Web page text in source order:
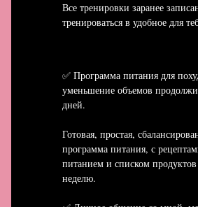
Все тренировки заранее
тренироваться в удобное для
✅ Программа питания для
уменьшение объемов
дней.
Готовая, простая,
программа питания, с
питанием и списком
неделю.